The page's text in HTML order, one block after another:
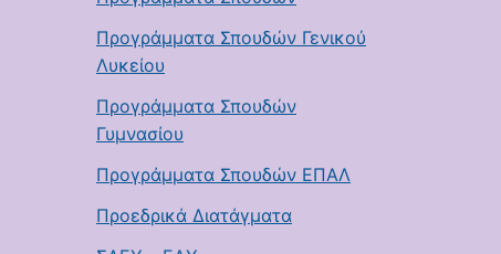
Προγράμματα Σπουδών Γενικού
Λυκείου
Προγράμματα Σπουδών
Γυμνασίου
Προγράμματα Σπουδών ΕΠΑΛ
Προεδρικά Διατάγματα